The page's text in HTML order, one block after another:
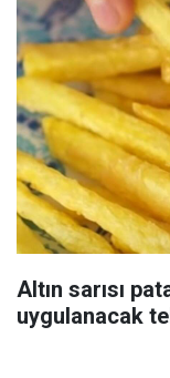
Altın sarısı
uygulanacak